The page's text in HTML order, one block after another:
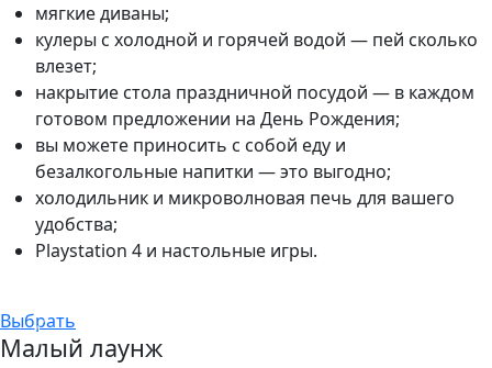
мягкие диваны;
кулеры с холодной и горячей водой — пей сколько
влезет;
накрытие стола праздничной посудой — в каждом
готовом предложении на День Рождения;
вы можете приносить с собой еду и
безалкогольные напитки — это выгодно;
холодильник и микроволновая печь для вашего
удобства;
Playstation 4 и настольные игры.
Выбрать
Малый лаунж